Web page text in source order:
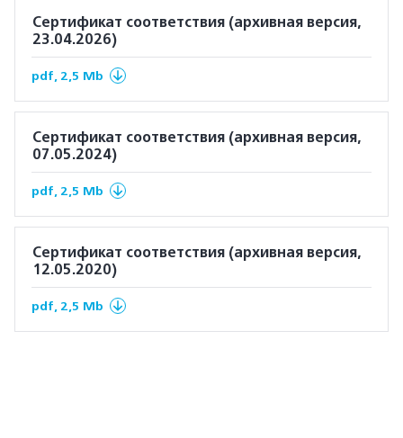
Сертификат соответствия (архивная версия,
23.04.2026)
pdf, 2,5 Mb
Сертификат соответствия (архивная версия,
07.05.2024)
pdf, 2,5 Mb
Сертификат соответствия (архивная версия,
12.05.2020)
pdf, 2,5 Mb